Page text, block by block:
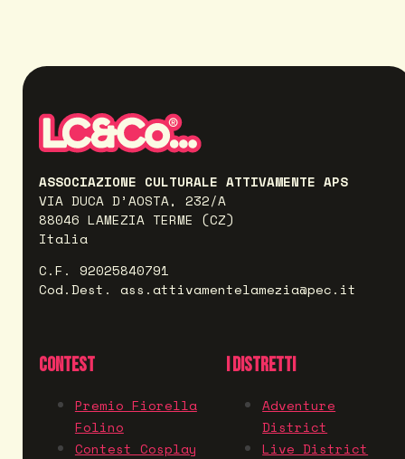
ASSOCIAZIONE CULTURALE ATTIVAMENTE APS
VIA DUCA D’AOSTA, 232/A
88046 LAMEZIA TERME (CZ)
Italia
C.F. 92025840791
Cod.Dest. ass.attivamentelamezia@pec.it
CONTEST
Premio Fiorella
Folino
Contest Cosplay
I DISTRETTI
Adventure
District
Live District